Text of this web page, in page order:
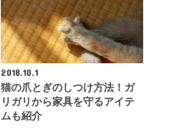
2018.10.1
猫の爪とぎのしつけ方法！ガ
リガリから家具を守るアイテ
ムも紹介